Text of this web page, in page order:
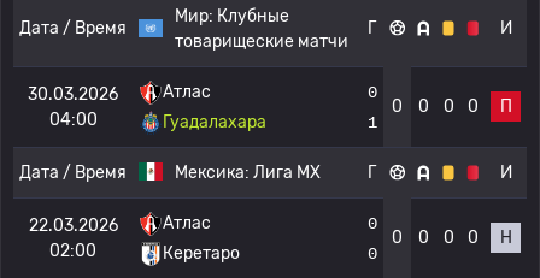
Дата / Время
Мир: Клубные
товарищеские матчи
Г И
30.03.2026
04:00
Атлас
Гуадалахара
0
1
0 0 0 0 П
Дата / Время Мексика: Лига МХ Г И
22.03.2026
02:00
Атлас
Керетаро
0
0
0 0 0 0 Н